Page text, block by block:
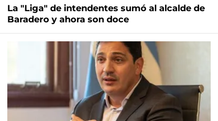
La "Liga" de intendentes sumó al alcalde de
Baradero y ahora son doce